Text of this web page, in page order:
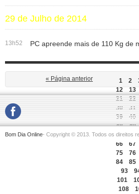
29 de Julho de 2014
13h52 PC apreende mais de 110 Kg de
« Página anterior 1 2
12
13
21
22
30
31
39
40
48
49
57
58
66
67
75
76
84
85
93
101
108
Bom Dia Online- Copyright © 2013. Todos os direitos